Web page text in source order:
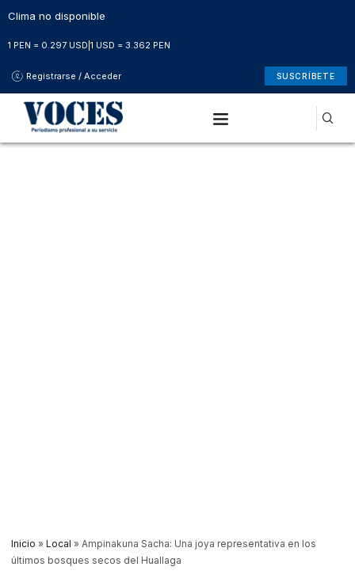
Clima no disponible
1 PEN = 0.297 USD 1 USD = 3.362 PEN
Registrarse / Acceder SUSCRÍBETE
Inicio » Local » Ampinakuna Sacha: Una joya representativa en los
últimos bosques secos del Huallaga